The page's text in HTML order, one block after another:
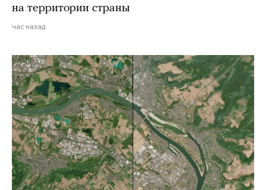
на территории страны
час назад